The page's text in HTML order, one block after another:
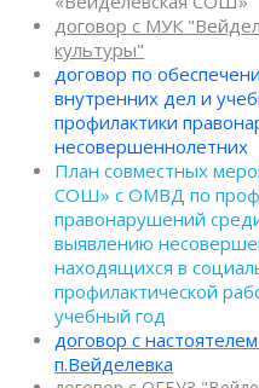
договор с МУК
культуры"
договор по
внутренних дел и
профилактики
несовершеннолетних
План совместных
СОШ» с ОМВД по
правонарушений
выявлению
находящихся в
профилактической
учебный год
договор с
п.Вейделевка